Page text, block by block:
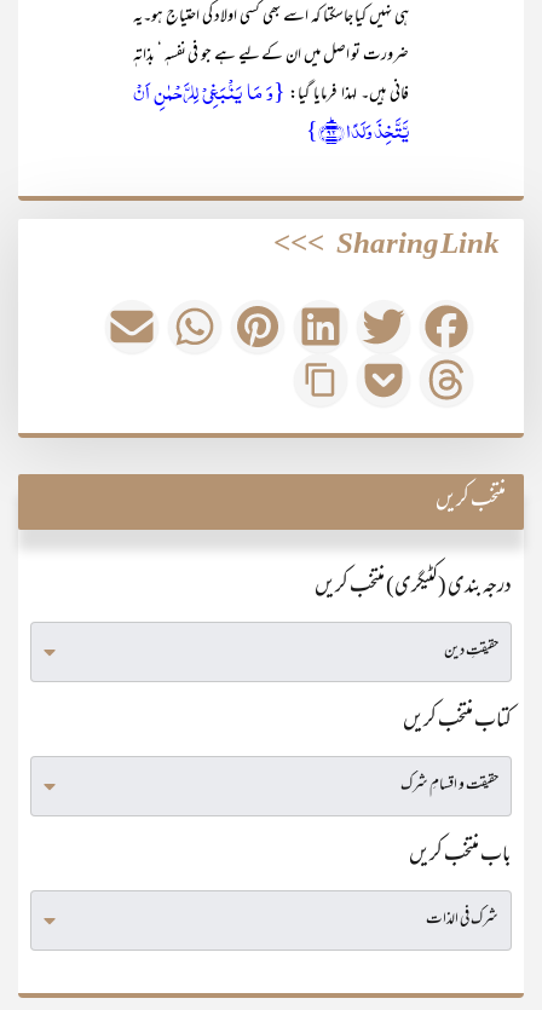
ہی نہیں کیا جاسکتا کہ اسے بھی کسی اولاد کی احتیاج ہو۔یہ
ضرورت تو اصل میں ان کے لیے ہے جو فی نفسہٖ ‘ بذاتہٖ
فانی ہیں۔ لہذا فرمایا گیا: {وَ مَا یَنۡۢبَغِیۡ لِلرَّحۡمٰنِ اَنۡ
یَّتَّخِذَ وَلَدًا ﴿ؕ۹۲﴾}
Sharing Link
>>>
منتخب کریں
درجہ بندی (کٹیگری) منتخب کریں
کتاب منتخب کریں
باب منتخب کریں